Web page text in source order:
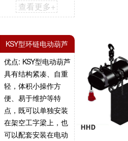
查看更多+
KSY型环链电动葫芦
优点: KSY型电动葫芦
具有结构紧凑、自重
轻，体积小操作方
便、易于维护等特
点，既可以单独安装
在架空工字梁上，也
可以配套安装在电动